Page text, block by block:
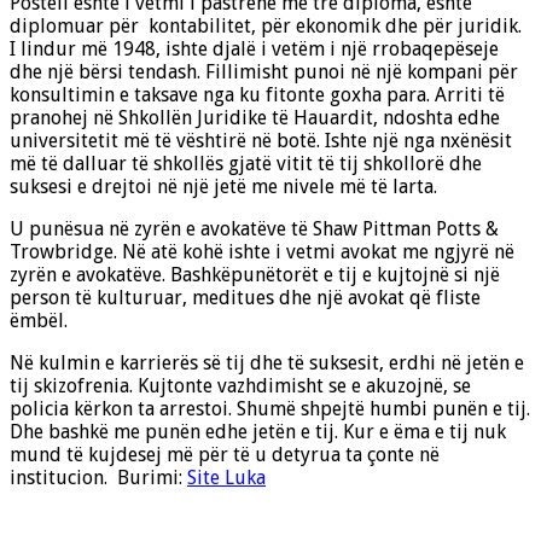
diplomuar për kontabilitet, për ekonomik dhe për juridik.
I lindur më 1948, ishte djalë i vetëm i një rrobaqepëseje
dhe një bërsi tendash. Fillimisht punoi në një kompani për
konsultimin e taksave nga ku fitonte goxha para. Arriti të
pranohej në Shkollën Juridike të Hauardit, ndoshta edhe
universitetit më të vështirë në botë. Ishte një nga nxënësit
më të dalluar të shkollës gjatë vitit të tij shkollorë dhe
suksesi e drejtoi në një jetë me nivele më të larta.
U punësua në zyrën e avokatëve të Shaw Pittman Potts &
Trowbridge. Në atë kohë ishte i vetmi avokat me ngjyrë në
zyrën e avokatëve. Bashkëpunëtorët e tij e kujtojnë si një
person të kulturuar, meditues dhe një avokat që fliste
ëmbël.
Në kulmin e karrierës së tij dhe të suksesit, erdhi në jetën e
tij skizofrenia. Kujtonte vazhdimisht se e akuzojnë, se
policia kërkon ta arrestoi. Shumë shpejtë humbi punën e tij.
Dhe bashkë me punën edhe jetën e tij. Kur e ëma e tij nuk
mund të kujdesej më për të u detyrua ta çonte në
institucion. Burimi: Site Luka